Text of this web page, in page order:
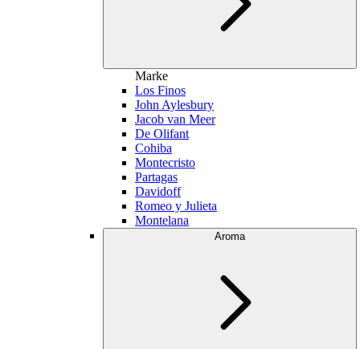
Marke
Los Finos
John Aylesbury
Jacob van Meer
De Olifant
Cohiba
Montecristo
Partagas
Davidoff
Romeo y Julieta
Montelana
Aroma